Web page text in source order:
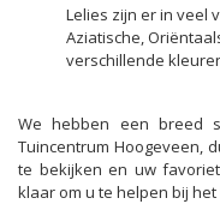
Lelies zijn er in veel
Aziatische,
verschillende
We hebben een breed
Tuincentrum Hoogeveen,
te bekijken en uw
klaar om u te helpen bij